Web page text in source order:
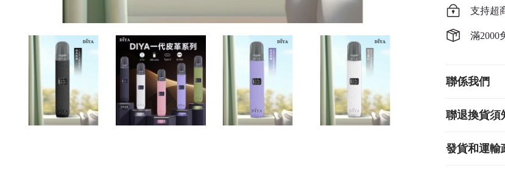
支持超
滿2000
聯係我們
聯退換貨須
發貨和運輸